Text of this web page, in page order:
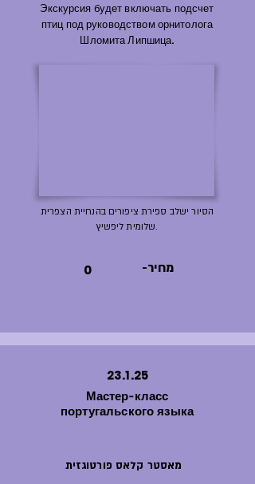
Экскурсия будет включать подсчет
птиц под руководством орнитолога
Шломита Липшица.
הסיור ישלב ספירת ציפורים בהנחיית הצפרית
שלומית ליפשיץ.
0 -מחיר
23.1.25
Мастер-класс
португальского языка
מאסטר קלאס פורטוגזית